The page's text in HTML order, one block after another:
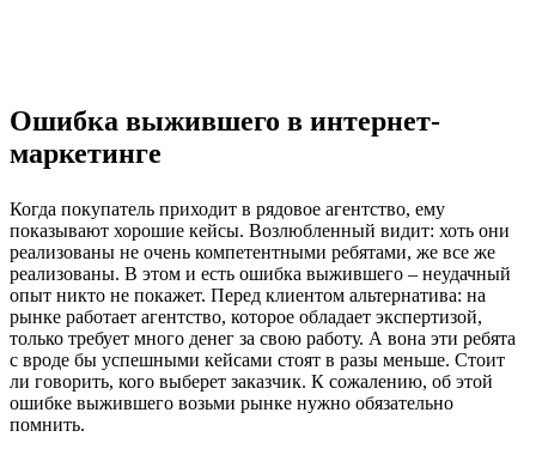
Ошибка выжившего в интернет-
маркетинге
Когда покупатель приходит в рядовое агентство, ему
показывают хорошие кейсы. Возлюбленный видит: хоть они
реализованы не очень компетентными ребятами, же все же
реализованы. В этом и есть ошибка выжившего – неудачный
опыт никто не покажет. Перед клиентом альтернатива: на
рынке работает агентство, которое обладает экспертизой,
только требует много денег за свою работу. А вона эти ребята
с вроде бы успешными кейсами стоят в разы меньше. Стоит
ли говорить, кого выберет заказчик. К сожалению, об этой
ошибке выжившего возьми рынке нужно обязательно
помнить.